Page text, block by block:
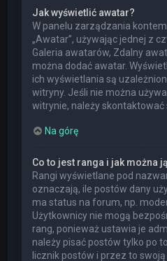
Jak wyświetlić awatar?
W panelu zarządzania kontem
„Awatar”, używając jednej z
Galeria awatarów, Zdalny
można dodać awatar.
ich wyświetlania są
witryny. Jeśli nie można
witrynie, należy skontaktować
Na górę
Co to jest ranga i jak można
Rangi wyświetlane pod
oznaczają, ile postów dany
ma status na forum, np.
Użytkownicy nie mogą
rang, ponieważ ustawia je
należy pisać postów tylko po
licznik postów i przez to